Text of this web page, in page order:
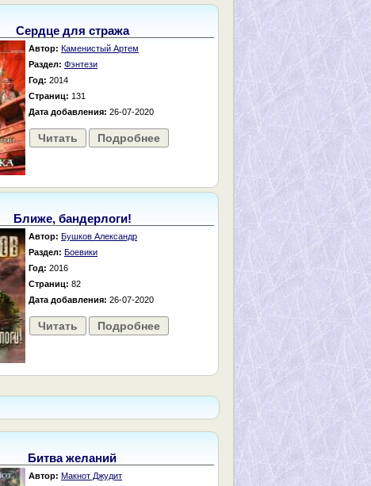
Сердце для стража
Автор: Каменистый Артем
Раздел: Фэнтези
Год: 2014
Страниц: 131
Дата добавления: 26-07-2020
Читать Подробнее
Ближе, бандерлоги!
Автор: Бушков Александр
Раздел: Боевики
Год: 2016
Страниц: 82
Дата добавления: 26-07-2020
Читать Подробнее
Битва желаний
Автор: Макнот Джудит